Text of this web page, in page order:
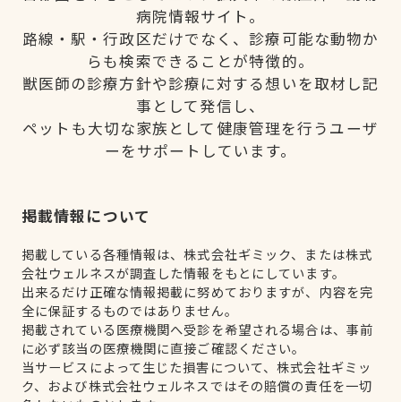
病院情報サイト。
路線・駅・行政区だけでなく、診療可能な動物か
らも検索できることが特徴的。
獣医師の診療方針や診療に対する想いを取材し記
事として発信し、
ペットも大切な家族として健康管理を行うユーザ
ーをサポートしています。
掲載情報について
掲載している各種情報は、株式会社ギミック、または株式
会社ウェルネスが調査した情報をもとにしています。
出来るだけ正確な情報掲載に努めておりますが、内容を完
全に保証するものではありません。
掲載されている医療機関へ受診を希望される場合は、事前
に必ず該当の医療機関に直接ご確認ください。
当サービスによって生じた損害について、株式会社ギミッ
ク、および株式会社ウェルネスではその賠償の責任を一切